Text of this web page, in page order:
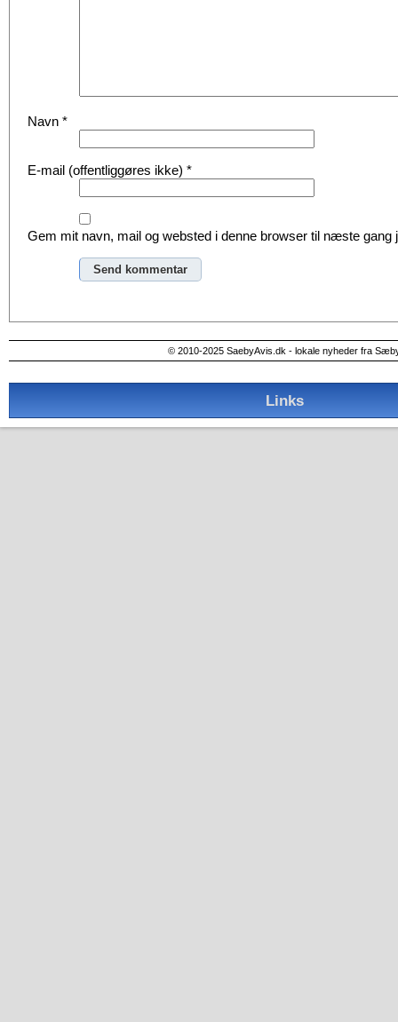
Navn *
E-mail (offentliggøres ikke) *
Gem mit navn, mail og websted i denne browser til næste gang
© 2010-2025 SaebyAvis.dk - lokale nyheder fra
Links